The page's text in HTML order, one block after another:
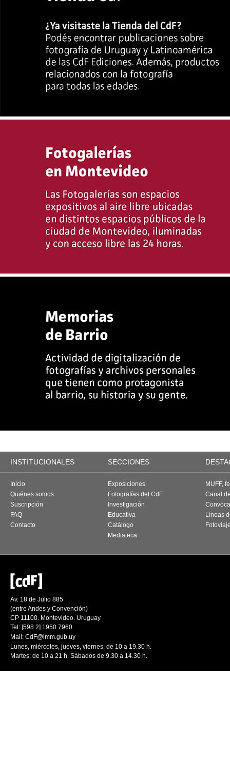
INSTITUCIONALES SECCIONES
Inicio
Quiénes somos
Suscripción
FAQ
Contacto
Exposiciones
Fotografías del CdF
Investigación
Educativa
Catálogo
Mediateca
MUFF,
Canal
Líneas
Av. 18 de Julio 885
(entre Andes y Convención)
CP 11100. Montevideo. Uruguay
Tel: [598 2] 1950 7960
Mail: CdF@imm.gub.uy
Lunes, miércoles, jueves, viernes: de 10 a 19.30 h.
Martes: de 10 a 21 h. Sábados de 9.30 a 14.30 h.